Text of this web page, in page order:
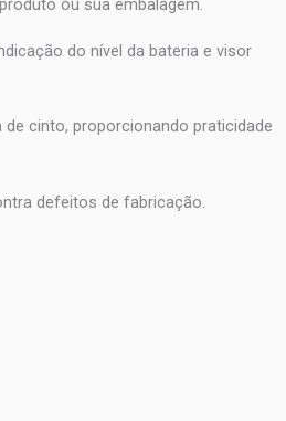
ou sua embalagem.
do nível da bateria e visor
cinto, proporcionando praticidade
defeitos de fabricação.